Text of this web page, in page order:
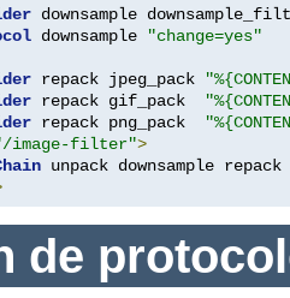
downsample
downsample "change=yes"
repack jpeg_pack
repack gif_pack
repack png_pack
image-filter">
de